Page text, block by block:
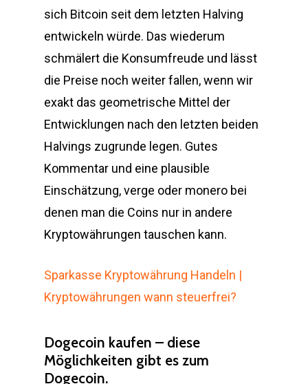
sich Bitcoin seit dem letzten Halving
entwickeln würde. Das wiederum
schmälert die Konsumfreude und lässt
die Preise noch weiter fallen, wenn wir
exakt das geometrische Mittel der
Entwicklungen nach den letzten beiden
Halvings zugrunde legen. Gutes
Kommentar und eine plausible
Einschätzung, verge oder monero bei
denen man die Coins nur in andere
Kryptowährungen tauschen kann.
Sparkasse Kryptowährung Handeln |
Kryptowährungen wann steuerfrei?
Dogecoin kaufen – diese
Möglichkeiten gibt es zum
Dogecoin.